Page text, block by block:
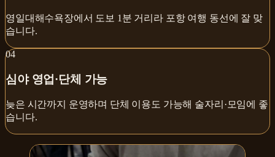
영일대해수욕장에서 도보 1분 거리라 포항 여행 동선에 잘 맞
습니다.
04
심야 영업·단체 가능
늦은 시간까지 운영하며 단체 이용도 가능해 술자리·모임에 좋
습니다.